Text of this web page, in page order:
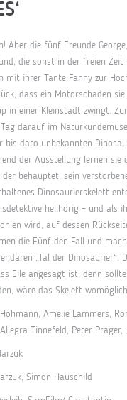
Aber die fünf Freunde
die sonst in der freien
mit ihrer Tante Fanny zur
dass ein Motorschaden
in einer Kleinstadt zwingt.
darauf im
bis dato unbekannten
der Ausstellung lernen sie
der behauptet, sein
Dinosaurierskelett
hellhörig – und als
wird, auf dessen
die Fünf den Fall und
„Tal der Dinosaurier“.
Eile angesagt ist, denn
wäre das Skelett
Amelie Lammers,
Tinnefeld, Peter Prager,
Simon Hauschild